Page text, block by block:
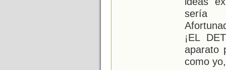
sería
¡EL
aparato
como